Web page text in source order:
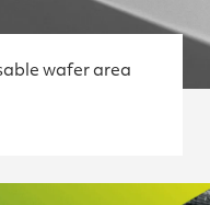
wafer area